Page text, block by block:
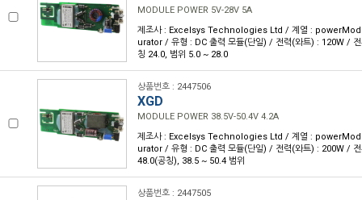
MODULE POWER 5V-28V 5A
제조사 : Excelsys Technologies Ltd / 계열 :
urator / 유형 : DC 출력 모듈(단일) / 전력(와트) : 120W /
칭 24.0, 범위 5.0 ~ 28.0
상품번호 : 2447506
XGD
MODULE POWER 38.5V-50.4V 4.2A
제조사 : Excelsys Technologies Ltd / 계열 :
urator / 유형 : DC 출력 모듈(단일) / 전력(와트) : 200W /
48.0(공칭), 38.5 ~ 50.4 범위
상품번호 : 2447505